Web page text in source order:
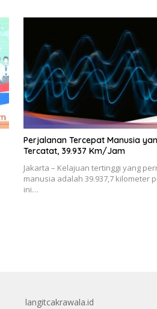
Perjalanan Tercepat Manusia
Tercatat, 39.937 Km/Jam
Jakarta – Kelajuan tertinggi yang
manusia adalah 39.937,7 kilometer
ini…
langitcakrawala.id